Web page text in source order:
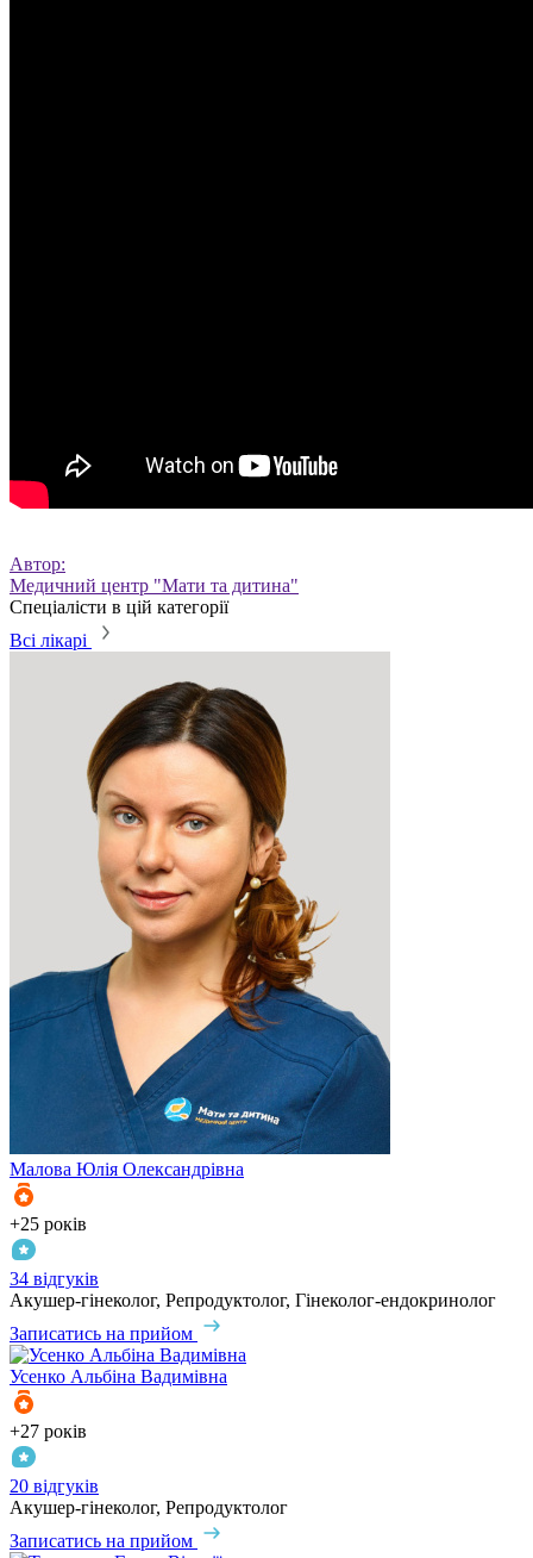
Автор:
Медичний центр "Мати та дитина"
Спеціалісти в цій категорії
Всі лікарі
Малова Юлія Олександрівна
+25 років
34 відгуків
Акушер-гінеколог, Репродуктолог, Гінеколог-ендокринолог
Записатись на прийом
Усенко Альбіна Вадимівна
+27 років
20 відгуків
Акушер-гінеколог, Репродуктолог
Записатись на прийом